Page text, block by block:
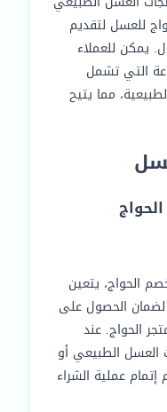
للعسل لتقديم
يمكن للعملاء
التي تشمل
مما يتيح
الحواج، يتعين
الحصول على
الحواج. عند
العسل الطبيعي أو
عملية الشراء